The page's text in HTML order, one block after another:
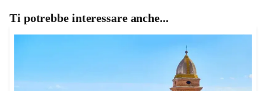
Ti potrebbe interessare anche...